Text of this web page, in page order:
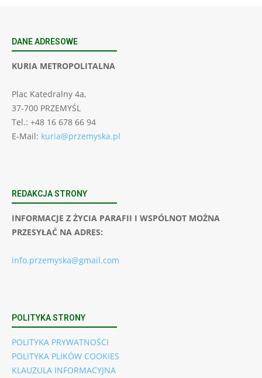
DANE ADRESOWE
KURIA METROPOLITALNA
Plac Katedralny 4a,
37-700 PRZEMYŚL
Tel.: +48 16 678 66 94
E-Mail: kuria@przemyska.pl
REDAKCJA STRONY
INFORMACJE Z ŻYCIA PARAFII I WSPÓLNOT MOŻNA
PRZESYŁAĆ NA ADRES:
info.przemyska@gmail.com
POLITYKA STRONY
POLITYKA PRYWATNOŚCI
POLITYKA PLIKÓW COOKIES
KLAUZULA INFORMACYJNA